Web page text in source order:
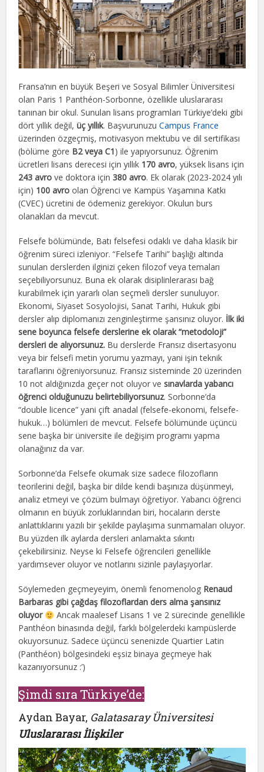
Fransa’nın en büyük Beşeri ve Sosyal Bilimler Üniversitesi
olan Paris 1 Panthéon-Sorbonne, özellikle uluslararası
tanınan bir okul. Sunulan lisans programları Türkiye’deki gibi
dört yıllık değil,üç yıllık. BaşvurunuzuCampus France
üzerinden özgeçmiş, motivasyon mektubu ve dil sertifikası
(bölüme göre B2 veya C1) ile yapıyorsunuz. Öğrenim
ücretleri lisans derecesi için yıllık 170 avro, yüksek lisans için
243 avro ve doktora için380 avro. Ek olarak (2023-2024 yılı
için) 100 avro olan Öğrenci ve Kampüs Yaşamına Katkı
(CVEC) ücretini de ödemeniz gerekiyor. Okulun burs
olanakları da mevcut.
Felsefe bölümünde, Batı felsefesi odaklı ve daha klasik bir
öğrenim süreci izleniyor. “Felsefe Tarihi” başlığı altında
sunulan derslerden ilginizi çeken filozof veya temaları
seçebiliyorsunuz. Buna ek olarak disiplinlerarası bağ
kurabilmek için yararlı olan seçmeli dersler sunuluyor.
Ekonomi, Siyaset Sosyolojisi, Sanat Tarihi, Hukuk gibi
dersler alıp diplomanızı zenginleştirme şansınız oluyor. İlk iki
sene boyunca felsefe derslerine ek olarak “metodoloji”
dersleri de alıyorsunuz. Bu derslerde Fransız disertasyonu
veya bir felsefi metin yorumu yazmayı, yani işin teknik
taraflarını öğreniyorsunuz. Fransız sisteminde 20 üzerinden
10 not aldığınızda geçer not oluyor vesınavlarda yabancı
öğrenci olduğunuzu belirtebiliyorsunuz. Sorbonne’da
“double licence” yani çift anadal (felsefe-ekonomi, felsefe-
hukuk…) bölümleri de mevcut. Felsefe bölümünde üçüncü
sene başka bir üniversite ile değişim programı yapma
olanağınız da var.
Sorbonne’da Felsefe okumak size sadece filozofların
teorilerini değil, başka bir dilde kendi başınıza düşünmeyi,
analiz etmeyi ve çözüm bulmayı öğretiyor. Yabancı öğrenci
olmanın en büyük zorluklarından biri, hocaların derste
anlattıklarını yazılı bir şekilde paylaşıma sunmamaları oluyor.
Bu yüzden ilk aylarda dersleri anlamakta sıkıntı
çekebilirsiniz. Neyse ki Felsefe öğrencileri genellikle
yardımsever oluyor ve notlarını sizinle paylaşıyorlar.
Söylemeden geçmeyeyim, önemli fenomenolog Renaud
Barbaras gibi çağdaş filozoflardan ders alma şansınız
oluyor
Ancak maalesef Lisans 1 ve 2 sürecinde genellikle
Panthéon binasında değil, farklı bölgelerdeki kampüslerde
okuyorsunuz. Sadece üçüncü senenizde Quartier Latin
(Panthéon) bölgesindeki eşsiz binaya geçmeye hak
kazanıyorsunuz :’)
Şimdi sıra Türkiye’de:
Aydan Bayar, Galatasaray Üniversitesi
Uluslararası İlişkiler